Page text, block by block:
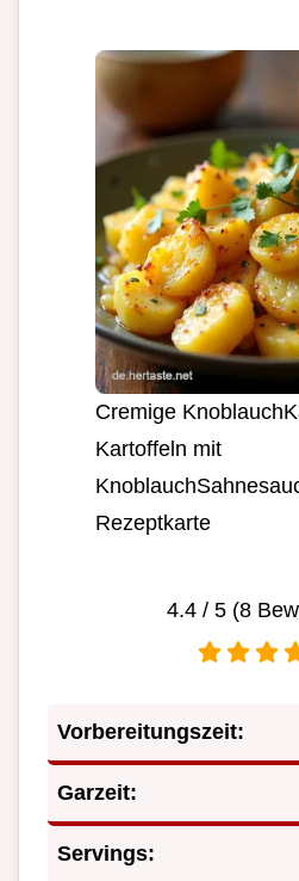
Cremige
Kartoffeln mit
Rezeptkarte
4.4 / 5 (8
Vorbereitungszeit:
Garzeit:
Servings: